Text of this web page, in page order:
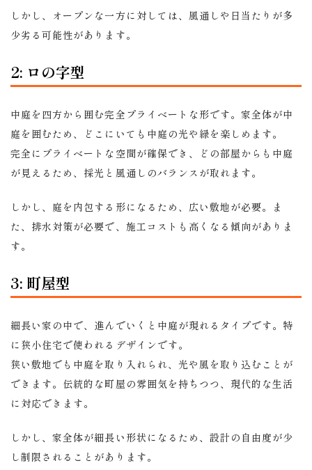
しかし、オープンな一方に対しては、風通しや日当たりが多
少劣る可能性があります。
2: ロの字型
中庭を四方から囲む完全プライベートな形です。家全体が中
庭を囲むため、どこにいても中庭の光や緑を楽しめます。
完全にプライベートな空間が確保でき、どの部屋からも中庭
が見えるため、採光と風通しのバランスが取れます。
しかし、庭を内包する形になるため、広い敷地が必要。ま
た、排水対策が必要で、施工コストも高くなる傾向がありま
す。
3: 町屋型
細長い家の中で、進んでいくと中庭が現れるタイプです。特
に狭小住宅で使われるデザインです。
狭い敷地でも中庭を取り入れられ、光や風を取り込むことが
できます。伝統的な町屋の雰囲気を持ちつつ、現代的な生活
に対応できます。
しかし、家全体が細長い形状になるため、設計の自由度が少
し制限されることがあります。